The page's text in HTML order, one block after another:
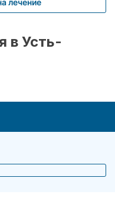
лечение
в Усть-